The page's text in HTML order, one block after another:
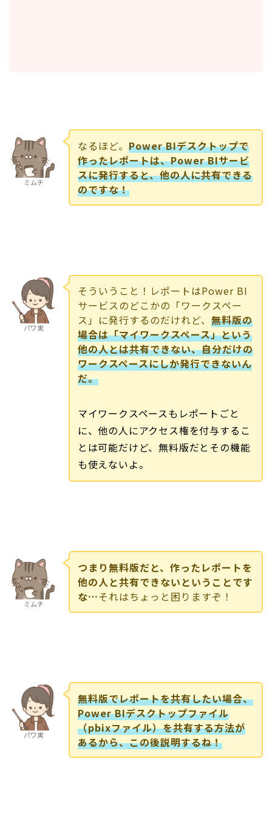
ミムチ
なるほど。 Power BIデスクトップで
作ったレポートは、Power BIサービ
スに発行すると、他の人に共有できる
のですな！
パワ実
そういうこと！レポートはPower BI
サービスのどこかの「ワークスペー
ス」に発行するのだけれど、 無料版の
場合は「マイワークスペース」という
他の人とは共有できない、自分だけの
ワークスペースにしか発行できないん
だ。
マイワークスペースもレポートごと
に、他の人にアクセス権を付与するこ
とは可能だけど、無料版だとその機能
も使えないよ。
ミムチ
つまり無料版だと、作ったレポートを
他の人と共有できないということです
な…それはちょっと困りますぞ！
パワ実
無料版でレポートを共有したい場合、
Power BIデスクトップファイル
（pbixファイル）を共有する方法が
あるから、この後説明するね！